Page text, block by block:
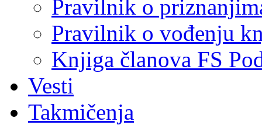
Pravilnik o
Pravilnik o vođenju
Knjiga članova FS
Vesti
Takmičenja